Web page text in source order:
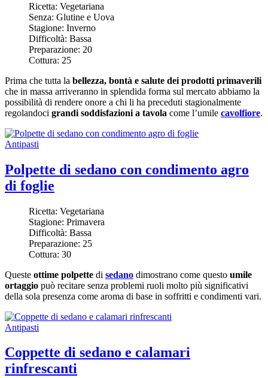
Ricetta: Vegetariana
Senza: Glutine e Uova
Stagione: Inverno
Difficoltà: Bassa
Preparazione: 20
Cottura: 25
Prima che tutta la bellezza, bontà e salute dei prodotti primaverili
che in massa arriveranno in splendida forma sul mercato abbiamo la
possibilità di rendere onore a chi li ha preceduti stagionalmente
regolandoci grandi soddisfazioni a tavola come l’umile cavolfiore.
Antipasti
Polpette di sedano con condimento agro
di foglie
Ricetta: Vegetariana
Stagione: Primavera
Difficoltà: Bassa
Preparazione: 25
Cottura: 30
Queste ottime polpette di sedano dimostrano come questo umile
ortaggio può recitare senza problemi ruoli molto più significativi
della sola presenza come aroma di base in soffritti e condimenti vari.
Antipasti
Coppette di sedano e calamari
rinfrescanti